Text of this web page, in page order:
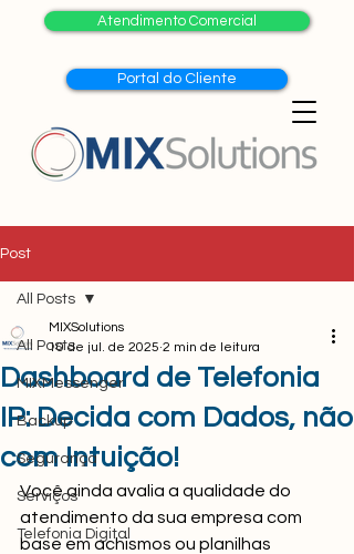
Atendimento Comercial
Portal do Cliente
Post
All Posts
MIXMessenger
Backup
Segurança
Serviços
Telefonia Digital
All Posts
Dashboard de Telefonia
IP: Decida com Dados, não
com Intuição!
MIXSolutions
10 de jul. de 2025 2 min de leitura
Você ainda avalia a qualidade do
atendimento da sua empresa com
base em achismos ou planilhas